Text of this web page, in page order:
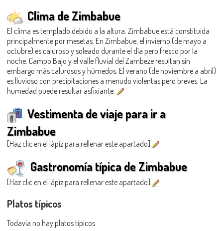
Clima de Zimbabue
El clima es templado debido a la altura. Zimbabue está constituida
principalmente por mesetas. En Zimbabue, el invierno (de mayo a
octubre) es caluroso y soleado durante el día pero fresco por la
noche. Campo Bajo y el valle fluvial del Zambeze resultan sin
embargo más calurosos y húmedos. El verano (de noviembre a abril)
es lluvioso con precipitaciones a menudo violentas pero breves. La
humedad puede resultar asfixiante.
Vestimenta de viaje para ir a
Zimbabue
[Haz clic en el lápiz para rellenar este apartado]
Gastronomía típica de Zimbabue
[Haz clic en el lápiz para rellenar este apartado]
Platos típicos
Todavía no hay platos típicos.